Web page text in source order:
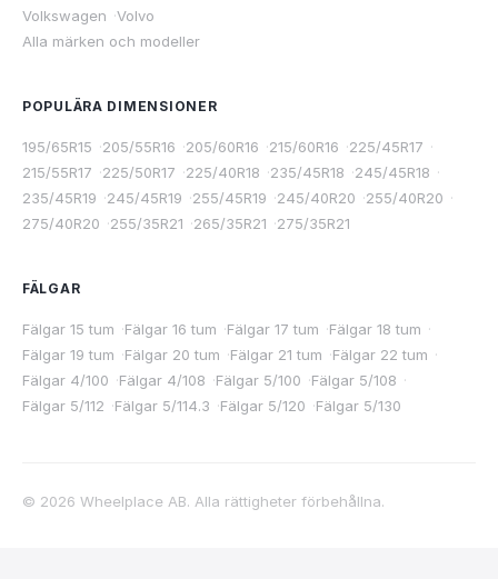
Volkswagen ·Volvo
Alla märken och modeller
POPULÄRA DIMENSIONER
195/65R15 ·205/55R16 ·205/60R16 ·215/60R16 ·225/45R17 ·
215/55R17 ·225/50R17 ·225/40R18 ·235/45R18 ·245/45R18 ·
235/45R19 ·245/45R19 ·255/45R19 ·245/40R20 ·255/40R20 ·
275/40R20 ·255/35R21 ·265/35R21 ·275/35R21
FÄLGAR
Fälgar 15 tum ·Fälgar 16 tum ·Fälgar 17 tum ·Fälgar 18 tum ·
Fälgar 19 tum ·Fälgar 20 tum ·Fälgar 21 tum ·Fälgar 22 tum ·
Fälgar 4/100 ·Fälgar 4/108 ·Fälgar 5/100 ·Fälgar 5/108 ·
Fälgar 5/112 ·Fälgar 5/114.3 ·Fälgar 5/120 ·Fälgar 5/130
© 2026 Wheelplace AB. Alla rättigheter förbehållna.